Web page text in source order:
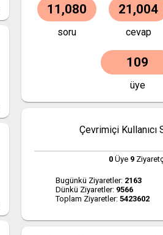
11,080
soru
21,004
cevap
109
üye
Çevrimiçi Kullanıcı
0 Üye 9
Bugünkü Ziyaretler: 2163
Dünkü Ziyaretler: 9566
Toplam Ziyaretler: 5423602